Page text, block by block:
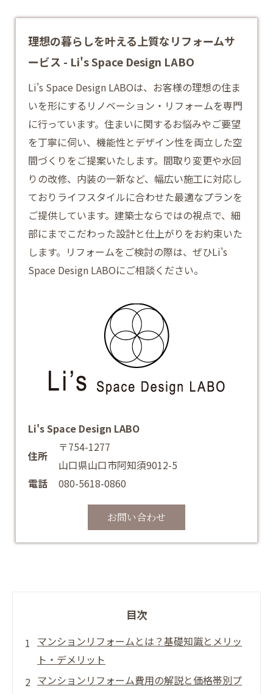
理想の暮らしを叶える上質なリフォームサ
ービス - Li's Space Design LABO
Li's Space Design LABOは、お客様の理想の住ま
いを形にするリノベーション・リフォームを専門
に行っています。住まいに関するお悩みやご要望
を丁寧に伺い、機能性とデザイン性を両立した空
間づくりをご提案いたします。間取り変更や水回
りの改修、内装の一新など、幅広い施工に対応し
ておりライフスタイルに合わせた最適なプランを
ご提供しています。建築士ならではの視点で、細
部にまでこだわった設計と仕上がりをお約束いた
します。 リフォームをご検討の際は、ぜひLi's
Space Design LABOにご相談ください。
Li's Space Design LABO
住所
〒754-1277
山口県山口市阿知須9012-5
電話
080-5618-0860
お問い合わせ
目次
マンションリフォームとは？基礎知識とメリッ
ト・デメリット
マンションリフォーム費用の解説と価格帯別プ